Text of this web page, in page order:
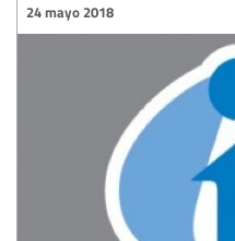
24 mayo 2018